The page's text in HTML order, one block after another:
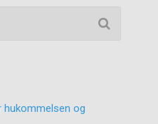
hukommelsen og